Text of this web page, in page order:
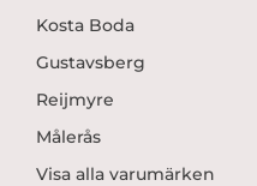
Kosta Boda
Gustavsberg
Reijmyre
Målerås
Visa alla varumärken